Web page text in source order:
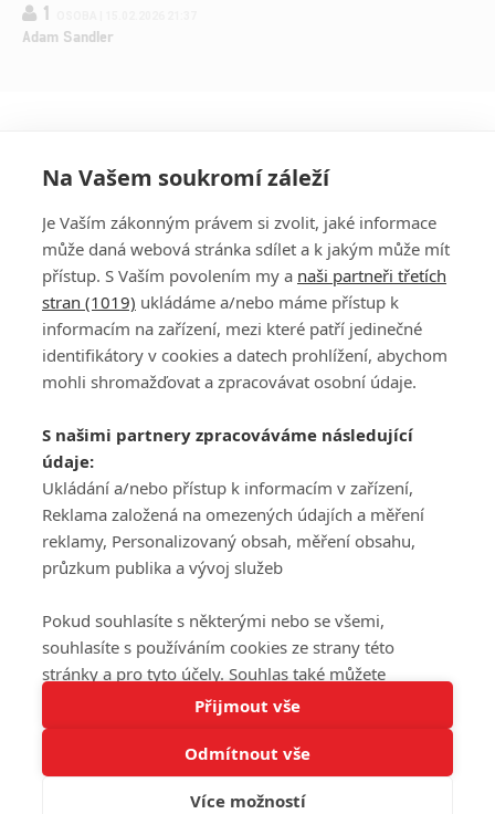
Tato stránka používá soubory cookies.
Rozumím
1
Adam Sandler
PŘIHLÁSIT
REGISTROVAT
DISKUZE
Šéfredaktorkou webu jePetr Slavík, e-mailserialy@fandimefilmu.cz
Máte-li zájem o inzerci na našem webu napište nám na e-mail
studio@koncal.com
Ochrana osobních údajů|Zásady používání cookies |Pravidla webu
Upravit nastavení soukromí
© 2016 – 2026 FandimeSerialum.cz / All rights reserved /
Koncal studio s.r.o., IČO: 03604071, Lýskova 2073/57, Stodůlky, 155
Na Vašem soukromí záleží
Je Vaším zákonným právem si zvolit, jaké informace
může daná webová stránka sdílet a k jakým může mít
přístup. S Vaším povolením my a naši partneři třetích
stran (1019) ukládáme a/nebo máme přístup k
informacím na zařízení, mezi které patří jedinečné
identifikátory v cookies a datech prohlížení, abychom
mohli shromažďovat a zpracovávat osobní údaje.
S našimi partnery zpracováváme následující
údaje:
Ukládání a/nebo přístup k informacím v zařízení,
Reklama založená na omezených údajích a měření
reklamy, Personalizovaný obsah, měření obsahu,
průzkum publika a vývoj služeb
Pokud souhlasíte s některými nebo se všemi,
souhlasíte s používáním cookies ze strany této
stránky a pro tyto účely. Souhlas také můžete
odmítnout, ale v takovém případě vám na stránce
nebudou k dispozici některé personalizované funkce.
Vaše volby souhlasu se budou vztahovat pouze na
tuto webovou stránku. Vaše nastavení a odvolání
souhlasu můžete kdykoli změnit na stránce s
Přijmout vše
Odmítnout vše
Více možností